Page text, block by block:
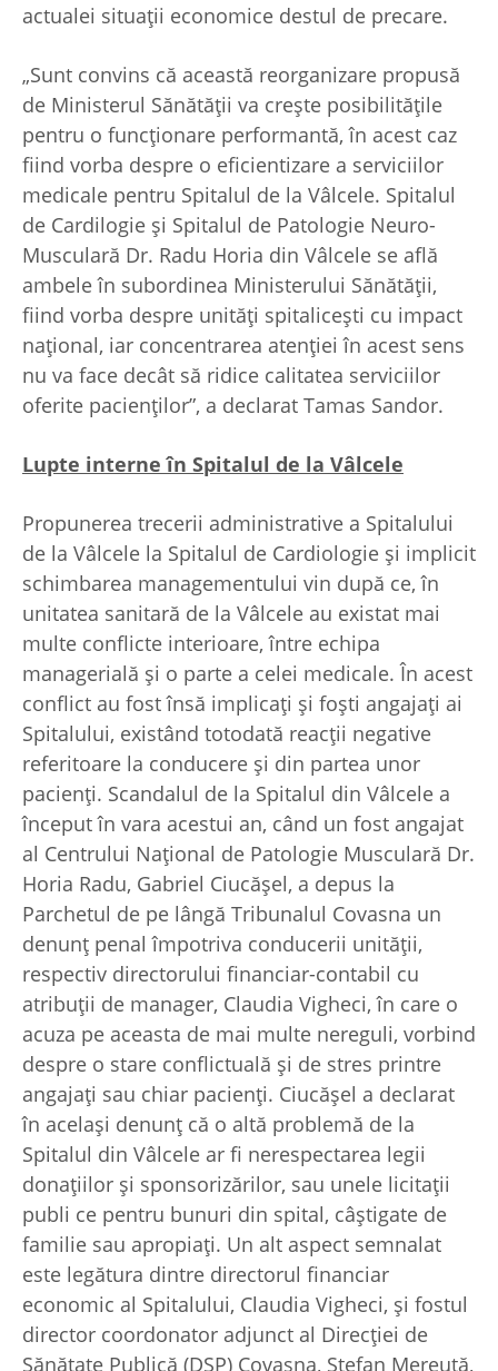
actualei situaţii economice destul de precare.
„Sunt convins că această reorganizare propusă
de Ministerul Sănătăţii va creşte posibilităţile
pentru o funcţionare performantă, în acest caz
fiind vorba despre o eficientizare a serviciilor
medicale pentru Spitalul de la Vâlcele. Spitalul
de Cardilogie şi Spitalul de Patologie Neuro-
Musculară Dr. Radu Horia din Vâlcele se află
ambele în subordinea Ministerului Sănătăţii,
fiind vorba despre unităţi spitaliceşti cu impact
naţional, iar concentrarea atenţiei în acest sens
nu va face decât să ridice calitatea serviciilor
oferite pacienţilor”, a declarat Tamas Sandor.
Lupte interne în Spitalul de la Vâlcele
Propunerea trecerii administrative a Spitalului
de la Vâlcele la Spitalul de Cardiologie şi implicit
schimbarea managementului vin după ce, în
unitatea sanitară de la Vâlcele au existat mai
multe conflicte interioare, între echipa
managerială şi o parte a celei medicale. În acest
conflict au fost însă implicaţi şi foşti angajaţi ai
Spitalului, existând totodată reacţii negative
referitoare la conducere şi din partea unor
pacienţi. Scandalul de la Spitalul din Vâlcele a
început în vara acestui an, când un fost angajat
al Centrului Naţional de Patologie Musculară Dr.
Horia Radu, Gabriel Ciucășel, a depus la
Parchetul de pe lângă Tribunalul Covasna un
denunţ penal împotriva conducerii unităţii,
respectiv directorului financiar-contabil cu
atribuţii de manager, Claudia Vigheci, în care o
acuza pe aceasta de mai multe nereguli, vorbind
despre o stare conflictuală și de stres printre
angajaţi sau chiar pacienţi. Ciucășel a declarat
în același denunț că o altă problemă de la
Spitalul din Vâlcele ar fi nerespectarea legii
donațiilor și sponsorizărilor, sau unele licitații
publi ce pentru bunuri din spital, câștigate de
familie sau apropiați. Un alt aspect semnalat
este legătura dintre directorul financiar
economic al Spitalului, Claudia Vigheci, și fostul
director coordonator adjunct al Direcției de
Sănătate Publică (DSP) Covasna, Ștefan Mereuță,